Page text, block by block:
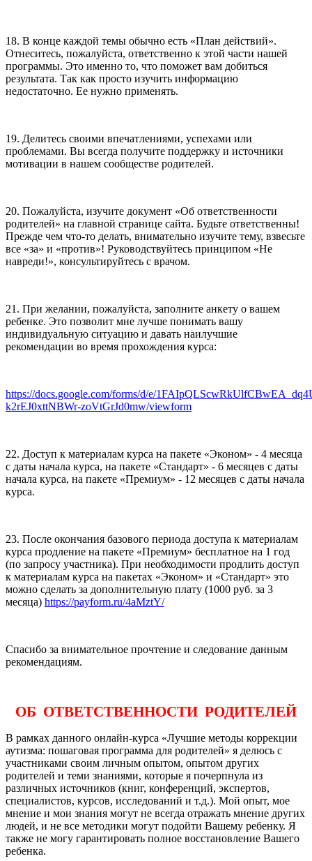
18. В конце каждой темы обычно есть «План действий».
Отнеситесь, пожалуйста, ответственно к этой части нашей
программы. Это именно то, что поможет вам добиться
результата. Так как просто изучить информацию
недостаточно. Ее нужно применять.
19. Делитесь своими впечатлениями, успехами или
проблемами. Вы всегда получите поддержку и источники
мотивации в нашем сообществе родителей.
20. Пожалуйста, изучите документ «Об ответственности
родителей» на главной странице сайта. Будьте ответственны!
Прежде чем что-то делать, внимательно изучите тему, взвесьте
все «за» и «против»! Руководствуйтесь принципом «Не
навреди!», консультируйтесь с врачом.
21. При желании, пожалуйста, заполните анкету о вашем
ребенке. Это позволит мне лучше понимать вашу
индивидуальную ситуацию и давать наилучшие
рекомендации во время прохождения курса:
https://docs.google.com/forms/d/e/
k2rEJ0xttNBWr-zoVtGrJd0mw/viewform
22. Доступ к материалам курса на пакете «Эконом» - 4 месяца
с даты начала курса, на пакете «Стандарт» - 6 месяцев с даты
начала курса, на пакете «Премиум» - 12 месяцев с даты начала
курса.
23. После окончания базового периода доступа к материалам
курса продление на пакете «Премиум» бесплатное на 1 год
(по запросу участника). При необходимости продлить доступ
к материалам курса на пакетах «Эконом» и «Стандарт» это
можно сделать за дополнительную плату (1000 руб. за 3
месяца) https://payform.ru/4aMztY/
Спасибо за внимательное прочтение и следование данным
рекомендациям.
ОБ ОТВЕТСТВЕННОСТИ РОДИТЕЛЕЙ
В рамках данного онлайн-курса «Лучшие методы коррекции
аутизма: пошаговая программа для родителей» я делюсь с
участниками своим личным опытом, опытом других
родителей и теми знаниями, которые я почерпнула из
различных источников (книг, конференций, экспертов,
специалистов, курсов, исследований и т.д.). Мой опыт, мое
мнение и мои знания могут не всегда отражать мнение других
людей, и не все методики могут подойти Вашему ребенку. Я
также не могу гарантировать полное восстановление Вашего
ребенка.